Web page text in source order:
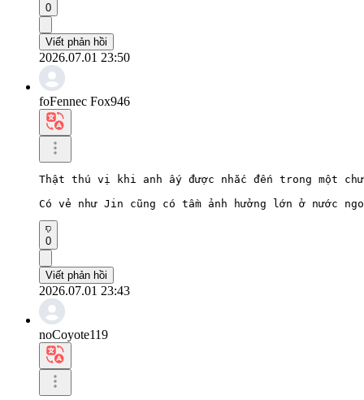
0
Viết phản hồi
2026.07.01 23:50
foFennec Fox946
Thật thú vị khi anh ấy được nhắc đến trong một
Có vẻ như Jin cũng có tầm ảnh hưởng lớn ở nước
0
Viết phản hồi
2026.07.01 23:43
noCoyote119